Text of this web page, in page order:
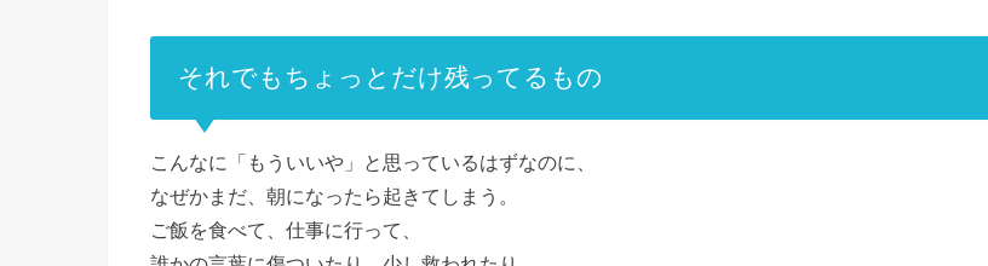
それでもちょっとだけ残ってるもの
こんなに「もういいや」と思っているはずなのに、
なぜかまだ、朝になったら起きてしまう。
ご飯を食べて、仕事に行って、